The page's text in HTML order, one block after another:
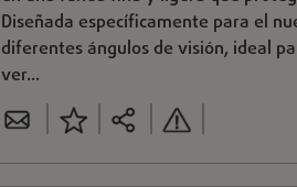
Diseñada específicamente para el
diferentes ángulos de visión, ideal
ver...